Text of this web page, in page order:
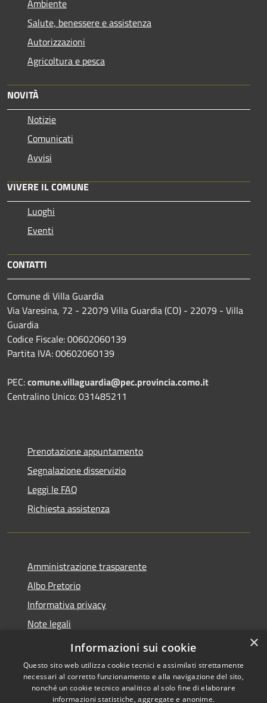
Ambiente
Salute, benessere e assistenza
Autorizzazioni
Agricoltura e pesca
NOVITÀ
Notizie
Comunicati
Avvisi
VIVERE IL COMUNE
Luoghi
Eventi
CONTATTI
Comune di Villa Guardia
Via Varesina, 72 - 22079 Villa Guardia (CO) - 22079 - Villa
Guardia
Codice Fiscale: 00602060139
Partita IVA: 00602060139
PEC:comune.villaguardia@pec.provincia.como.it
Centralino Unico: 031485211
Prenotazione appuntamento
Segnalazione disservizio
Leggi le FAQ
Richiesta assistenza
Amministrazione trasparente
Albo Pretorio
Informativa privacy
Note legali
Dichiarazione di accessibilità
×
Informazioni sui cookie
Questo sito web utilizza cookie tecnici e assimilati strettamente
necessari al corretto funzionamento e alla navigazione del sito,
nonché un cookie tecnico analitico al solo fine di elaborare
informazioni statistiche, aggregate e anonime.